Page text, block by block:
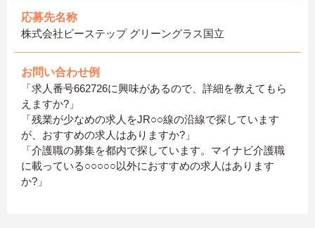
応募先名称
株式会社ビーステップ グリーングラス国立
お問い合わせ例
「求人番号662726に興味があるので、詳細を教えてもら
えますか?」
「残業が少なめの求人をJR○○線の沿線で探しています
が、おすすめの求人はありますか?」
「介護職の募集を都内で探しています。マイナビ介護職
に載っている○○○○○以外におすすめの求人はあります
か?」